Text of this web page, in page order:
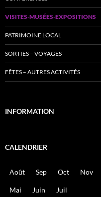
VISITES-MUSÉES-EXPOSITIONS
PATRIMOINE LOCAL
SORTIES – VOYAGES
FÊTES – AUTRES ACTIVITÉS
INFORMATION
CALENDRIER
Août Sep Oct Nov
Mai Juin Juil